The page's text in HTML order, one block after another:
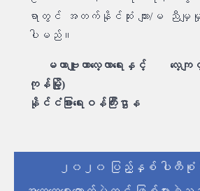
ရာတွင် အတက်နိုင်ဆုံး ကျား/မ ညီမျှ
ပါမည်။
မဟာဗျူဟာလေ့လာရေးနှင့် လေ့ကျ
ကုန်မြို့)
နိုင်ငံခြားရေးဝန်ကြီးဌာန
၂၀၂၀ ပြည့်နှစ် ပါတီ